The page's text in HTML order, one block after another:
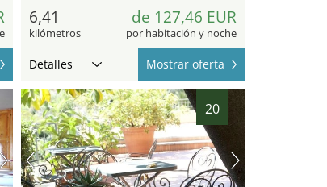
6,41
kilómetros
de 127,46 EUR
por habitación y noche
Detalles Mostrar oferta
20